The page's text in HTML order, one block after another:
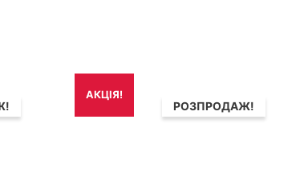
АКЦІЯ!
РОЗПРОДАЖ!
ціна:
1,690₴.
ціна:
1,490₴.